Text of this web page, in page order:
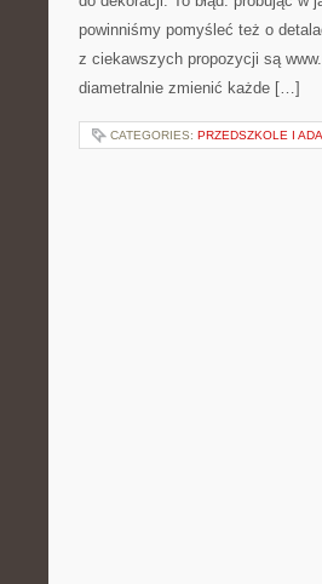
powinniśmy pomyśleć też o
z ciekawszych propozycji są
diametralnie zmienić każde […]
CATEGORIES: PRZEDSZKOLE I